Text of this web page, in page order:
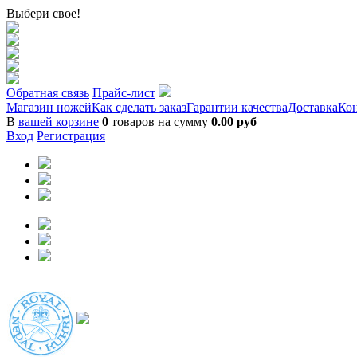
Выбери свое!
Обратная связь Прайс-лист
Магазин ножейКак сделать заказГарантии качестваДоставка
В вашей корзине 0 товаров на сумму 0.00 руб
Вход Регистрация